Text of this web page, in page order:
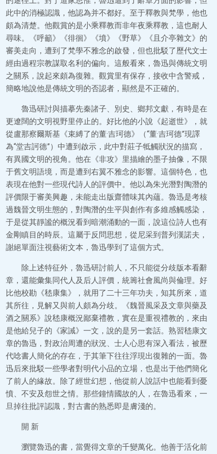
此中的消極認識，他認為并不都好。至于釋教與梵學，他也
頗為清楚。他觀賞的是小乘釋教而非年夜乘釋教，這也耐人
尋味。《呼籲》《徘徊》《墳》《野草》《且介亭雜文》的
審美走向，遭到了梵學不雅念的啟發，但也批駁了歷代文士
經由過程宗教謀取名利的偏向。這般看來，魯迅與傳統文明
之關系，說起來頗為復雜。觀賞里有保存，接收中含警戒，
簡略地說他是傳統文明的否認者，顯然是不正確的。
魯迅研討與描摹先秦諸子、別史、鄉邦文獻，有時是在
更遼闊的文明視野里停止的。好比他的小說《起逝世》，就
從盧那察爾斯基《束縛了的董·吉珂德》（“董·吉珂德”現譯
為“堂吉訶德”）中遭到啟示，此中對莊子牴觸狀況的描寫，
有異國文明的視角。他在《非攻》里描繪的墨子抽像，不限
于舊文明語境，而是遭到右翼不雅念的影響。這個特色，也
表現在他對一些現代詩人的評價中。他以為朱光潛對陶潛的
評價限于審美興趣，未能走出版齋體味其內蘊。魯迅是考核
過魏晉文明生態的，對陶潛的生平與創作有多維感觸感染，
于是從其靜謐的概況看到暗潮涌動的一面，說這位詩人也有
金剛瞋目的時辰。這屬于反問思想，從尼采到普列漢諾夫，
謝絕單面注視藝術文本，魯迅學到了這個方式。
除上述特征外，魯迅研討前人，不只能從分歧版本看辭
章，還能彙集同代人及后人評價，統籌社會風尚與倫理。好
比他校勘《嵇康集》，就用了二十三年功夫，知其所來，道
其所往，見解又與前人頗為分歧。《魏晉風采及文章與藥及
酒之關系》說嵇康概況鄙棄禮教，實在是重視禮教的，來由
是他給兒子的《家誡》一文，說的是另一套話。熟習嵇康文
章的魯迅，對政治周遭的狀況、士人心思有深入看法，被歷
代唸書人簡化的存在，于其筆下往往浮現出復雜的一面。魯
迅后來批駁一些學者對明代小品的立場，也是出于他們簡化
了前人的緣故。除了經世幻想，他從前人說話中也能看到憂
憤、不安及怨世之情。那些鐘情國故的人，在魯迅看來，一
旦掉往批評認識，對古書的熟悉即是膚淺的。
開 新
瀏覽魯迅的書，當覺得文章的千變萬化。他善于活化前